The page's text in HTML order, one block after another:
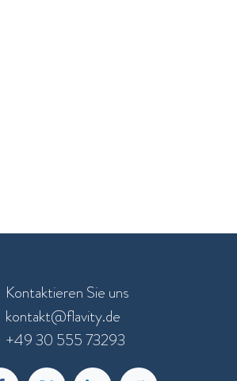
Kontaktieren Sie uns
kontakt@flavity.de
+49 30 555 73293